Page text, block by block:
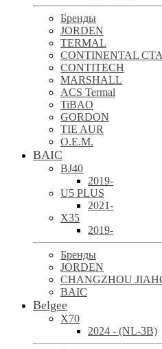
Бренды
JORDEN
TERMAL
CONTINENTAL
CONTITECH
MARSHALL
ACS Termal
TiBAO
GORDON
TIE AUR
O.E.M.
BAIC
BJ40
2019-
U5 PLUS
2021-
X35
2019-
Бренды
JORDEN
CHANGZHOU
BAIC
Belgee
X70
2024 - (NL-3B)